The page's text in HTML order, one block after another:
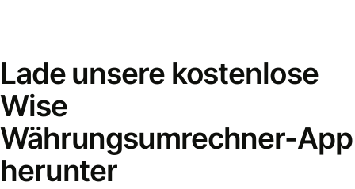
Lade unsere kostenlose
Wise
Währungsumrechner-App
herunter